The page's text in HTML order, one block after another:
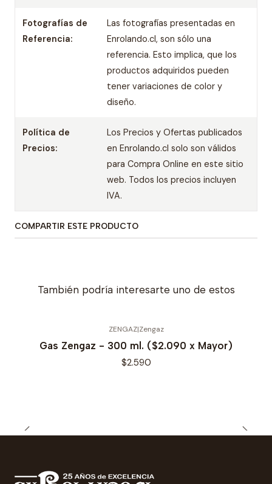
Fotografías de
Referencia:
Las fotografías presentadas en
Enrolando.cl, son sólo una
referencia. Esto implica, que los
productos adquiridos pueden
tener variaciones de color y
diseño.
Política de
Precios:
Los Precios y Ofertas publicados
en Enrolando.cl solo son válidos
para Compra Online en este sitio
web. Todos los precios incluyen
IVA.
COMPARTIR ESTE PRODUCTO
También podría interesarte uno de estos
ZENGAZ|Zengaz
Gas Zengaz - 300 ml. ($2.090 x Mayor)
$2.590